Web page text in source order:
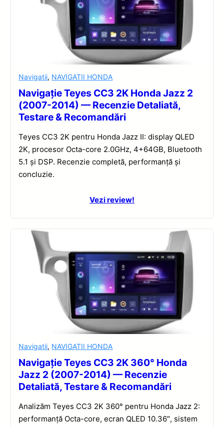
Navigatii, NAVIGATII HONDA
Navigație Teyes CC3 2K Honda Jazz 2
(2007-2014) — Recenzie Detaliată,
Testare & Recomandări
Teyes CC3 2K pentru Honda Jazz II: display QLED
2K, procesor Octa-core 2.0GHz, 4+64GB, Bluetooth
5.1 și DSP. Recenzie completă, performanță și
concluzie.
Vezi review!
Navigatii, NAVIGATII HONDA
Navigație Teyes CC3 2K 360° Honda
Jazz 2 (2007-2014) — Recenzie
Detaliată, Testare & Recomandări
Analizăm Teyes CC3 2K 360° pentru Honda Jazz 2:
performanță Octa-core, ecran QLED 10.36″, sistem